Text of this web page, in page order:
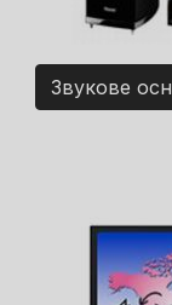
Звукове